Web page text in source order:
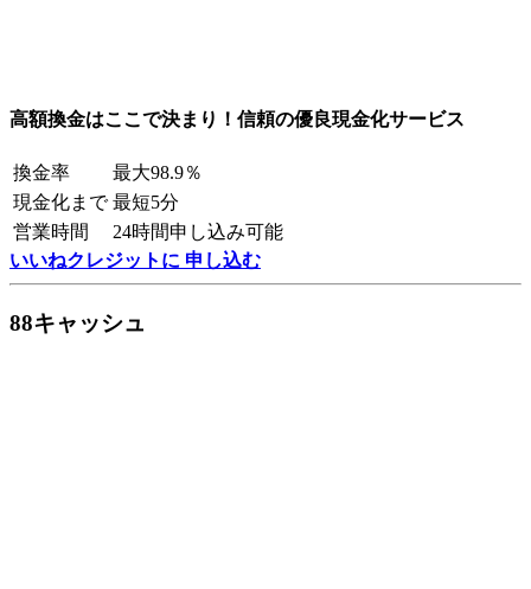
高額換金はここで決まり！信頼の優良現金化サービス
換金率
最大98.9％
現金化まで 最短5分
営業時間
24時間申し込み可能
いいねクレジットに 申し込む
88キャッシュ